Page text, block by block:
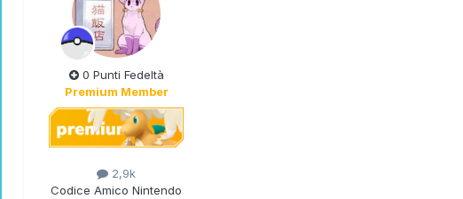
0 Punti Fedeltà
Premium Member
2,9k
Codice Amico Nintendo